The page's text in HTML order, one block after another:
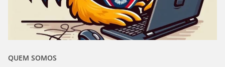
QUEM SOMOS